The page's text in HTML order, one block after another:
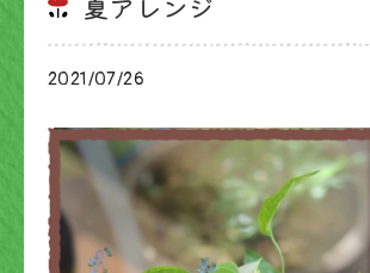
夏アレンジ
2021/07/26